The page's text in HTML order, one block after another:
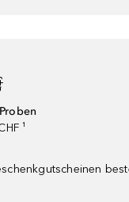
¹